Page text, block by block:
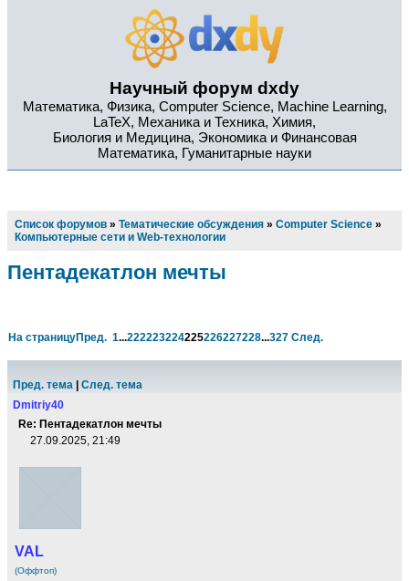
Научный форум dxdy
Математика, Физика, Computer Science, Machine Learning,
LaTeX, Механика и Техника, Химия,
Биология и Медицина, Экономика и Финансовая
Математика, Гуманитарные науки
Список форумов » Тематические обсуждения » Computer Science »
Компьютерные сети и Web-технологии
Пентадекатлон мечты
На страницуПред. 1...222223224225226227228...327 След.
Пред. тема
След. тема
Dmitriy40
Re: Пентадекатлон мечты
27.09.2025, 21:49
VAL
(Оффтоп)